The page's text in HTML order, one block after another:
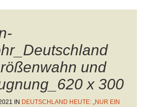
und
x 300
IN DEUTSCHLAND HEUTE: „NUR EIN